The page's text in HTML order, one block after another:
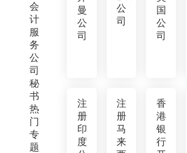
会
计
服
务
公
司
秘
书
热
门
专
题
曼
公
司
公
司
国
公
司
注
册
印
度
注
册
马
来
香
港
银
行